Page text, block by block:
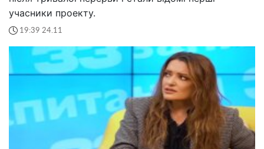
учасники проекту.
19:39 24.11